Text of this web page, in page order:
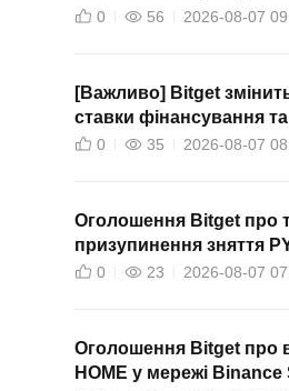
0 56 2026-08-07
[Важливо] Bitget
ставки фінансування
мінімальні ліміти для
0 35 2026-08-07
Оголошення Bitget про
призупинення зняття
0 23 2026-08-07
Оголошення Bitget про
HOME у мережі